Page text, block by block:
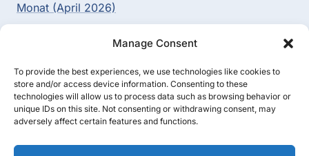
Manage Consent
To provide the best experiences, we use technologies like cookies to
store and/or access device information. Consenting to these
technologies will allow us to process data such as browsing behavior or
unique IDs on this site. Not consenting or withdrawing consent, may
adversely affect certain features and functions.
Monat (April 2026)
Produktivität (Mai 2026)
BMAS — Qualifizierungsgeld nach SGB III
DLA Piper — Digital AI Omnibus, deferral of High-
Risk-Pflichten (Mai 2026)